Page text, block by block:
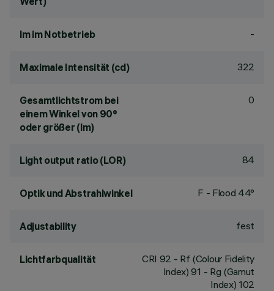
lm im Notbetrieb -
Maximale Intensität (cd) 322
Gesamtlichtstrom bei
einem Winkel von 90°
oder größer (lm)
0
Light output ratio (LOR) 84
Optik und Abstrahlwinkel F - Flood 44°
Adjustability fest
Lichtfarbqualität CRI 92 - Rf (Colour Fidelity
Index) 91 - Rg (Gamut
Index) 102